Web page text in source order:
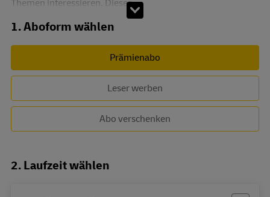
Themen interessieren. Dieses...
Abo zusammenstellen
1. Aboform wählen
Prämienabo
Leser werben
Abo verschenken
2. Laufzeit wählen